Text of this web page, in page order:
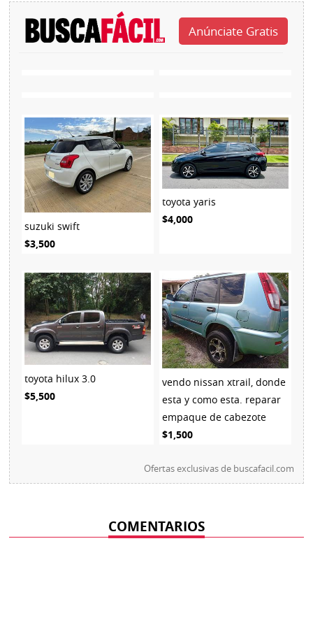
suzuki swift
$3,500
toyota yaris
$4,000
toyota hilux 3.0
$5,500
vendo nissan xtrail, donde
esta y como esta. reparar
empaque de cabezote
$1,500
Ofertas exclusivas de buscafacil.com
COMENTARIOS